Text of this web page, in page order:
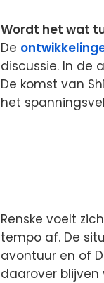
Wordt het wat
De
discussie. In de
De komst van
het
Renske voelt
tempo af. De
avontuur en of
daarover blijven